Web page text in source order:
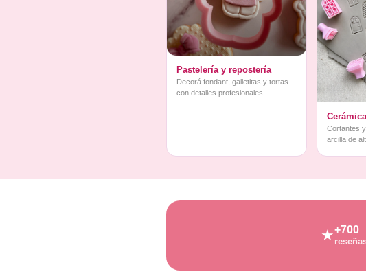
Pastelería y repostería
Decorá fondant, galletitas y tortas
con detalles profesionales
Cerámica
Cortantes
arcilla de
★+700